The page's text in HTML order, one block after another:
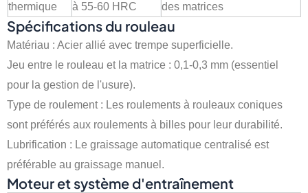
thermique
à 55-60 HRC
des matrices
Spécifications du rouleau
Matériau : Acier allié avec trempe superficielle.
Jeu entre le rouleau et la matrice : 0,1-0,3 mm (essentiel
pour la gestion de l'usure).
Type de roulement : Les roulements à rouleaux coniques
sont préférés aux roulements à billes pour leur durabilité.
Lubrification : Le graissage automatique centralisé est
préférable au graissage manuel.
Moteur et système d'entraînement